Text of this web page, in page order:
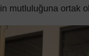
mutluluğuna ortak